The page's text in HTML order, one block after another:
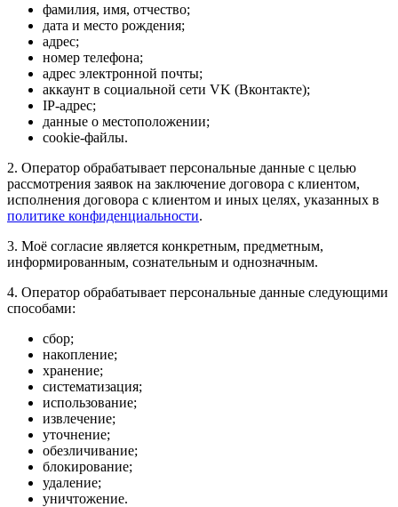
фамилия, имя, отчество;
дата и место рождения;
адрес;
номер телефона;
адрес электронной почты;
аккаунт в социальной сети VK (Вконтакте);
IP-адрес;
данные о местоположении;
cookie-файлы.
2. Оператор обрабатывает персональные данные с целью
рассмотрения заявок на заключение договора с клиентом,
исполнения договора с клиентом и иных целях, указанных в
политике конфиденциальности.
3. Моё согласие является конкретным, предметным,
информированным, сознательным и однозначным.
4. Оператор обрабатывает персональные данные следующими
способами:
сбор;
накопление;
хранение;
систематизация;
использование;
извлечение;
уточнение;
обезличивание;
блокирование;
удаление;
уничтожение.